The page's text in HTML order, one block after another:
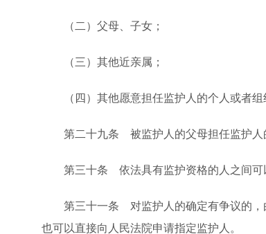
（二）父母、子女；
（三）其他近亲属；
（四）其他愿意担任监护人的个人或者组
第二十九条 被监护人的父母担任监护人
第三十条 依法具有监护资格的人之间可以
第三十一条 对监护人的确定有争议的，由
也可以直接向人民法院申请指定监护人。